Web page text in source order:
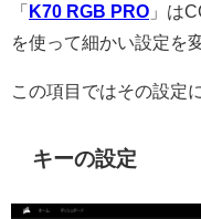
「 K70 RGB PRO 」は
を使って細かい設定を
この項目ではその設定
キーの設定